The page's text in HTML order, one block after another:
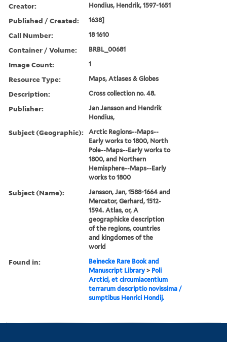
Creator: Hondius, Hendrik, 1597-1651
Published / Created: 1638]
Call Number: 18 1610
Container / Volume: BRBL_00681
Image Count: 1
Resource Type: Maps, Atlases & Globes
Description: Cross collection no. 48.
Publisher:
Jan Jansson and Hendrik
Hondius,
Subject (Geographic):
Arctic Regions--Maps--
Early works to 1800, North
Pole--Maps--Early works to
1800, and Northern
Hemisphere--Maps--Early
works to 1800
Subject (Name):
Jansson, Jan, 1588-1664 and
Mercator, Gerhard, 1512-
1594. Atlas, or, A
geographicke description
of the regions, countries
and kingdomes of the
world
Found in:
Beinecke Rare Book and
Manuscript Library > Poli
Arctici, et circumiacentium
terrarum descriptio novissima /
sumptibus Henrici Hondij.